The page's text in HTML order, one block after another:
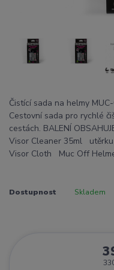
Čistící sada na helmy
Cestovní sada pro rychlé
cestách. BALENÍ
Visor Cleaner 35ml
Visor Cloth Muc Off
Dostupnost Skladem